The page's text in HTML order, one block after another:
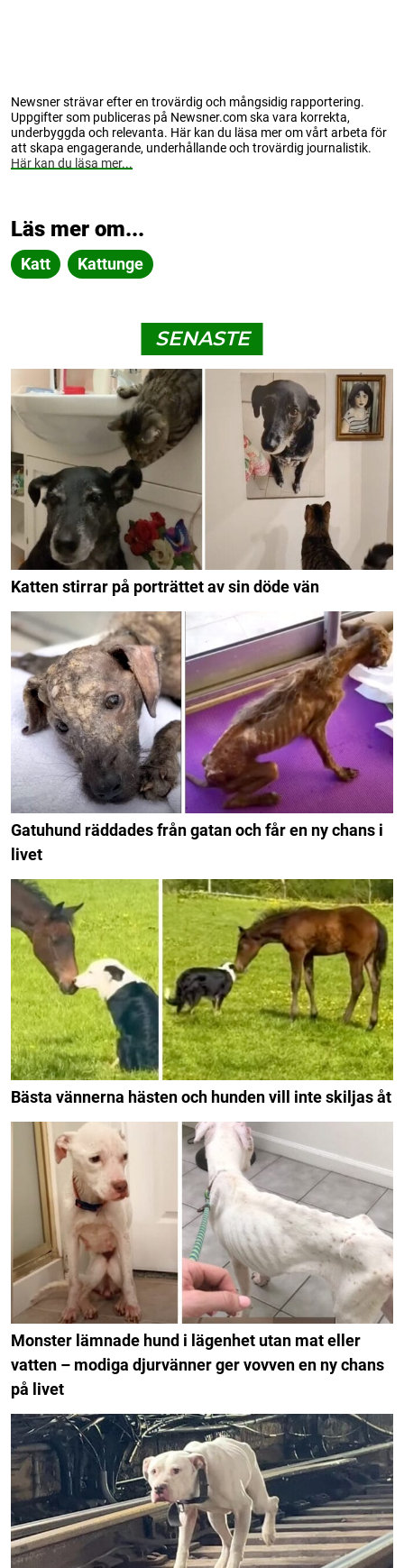
Newsner strävar efter en trovärdig och mångsidig rapportering.
Uppgifter som publiceras på Newsner.com ska vara korrekta,
underbyggda och relevanta. Här kan du läsa mer om vårt arbeta för
att skapa engagerande, underhållande och trovärdig journalistik.
Här kan du läsa mer...
Läs mer om...
Katt Kattunge
SENASTE
Katten stirrar på porträttet av sin döde vän
Gatuhund räddades från gatan och får en ny chans i
livet
Bästa vännerna hästen och hunden vill inte skiljas åt
Monster lämnade hund i lägenhet utan mat eller
vatten – modiga djurvänner ger vovven en ny chans
på livet